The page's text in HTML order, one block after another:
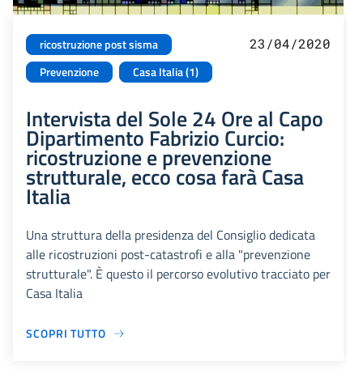
ricostruzione post sisma
Prevenzione
Casa Italia (1)
23/04/2020
Intervista del Sole 24 Ore al Capo
Dipartimento Fabrizio Curcio:
ricostruzione e prevenzione
strutturale, ecco cosa farà Casa
Italia
Una struttura della presidenza del Consiglio dedicata
alle ricostruzioni post-catastrofi e alla "prevenzione
strutturale". È questo il percorso evolutivo tracciato per
Casa Italia
SCOPRI TUTTO